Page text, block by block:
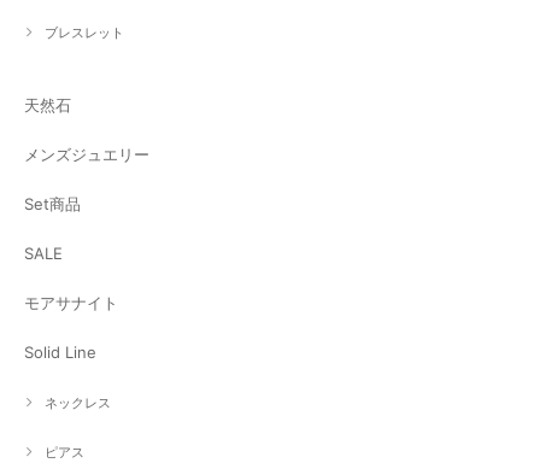
ブレスレット
天然石
メンズジュエリー
Set商品
SALE
モアサナイト
Solid Line
ネックレス
ピアス